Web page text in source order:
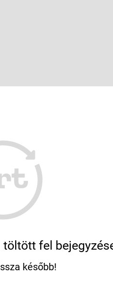
fel
később!